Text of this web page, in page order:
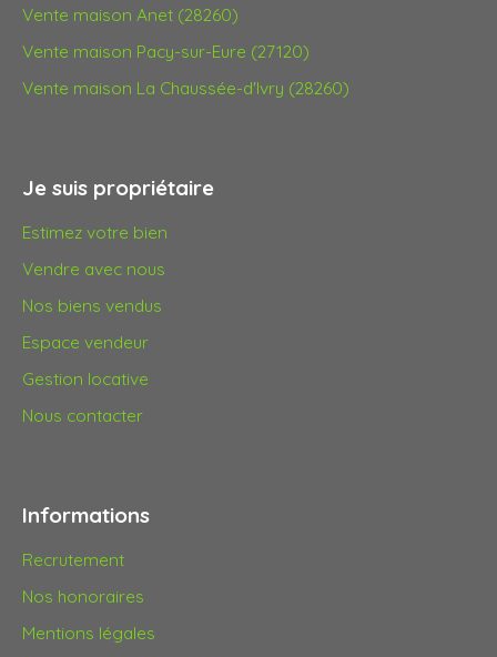
Vente maison Anet (28260)
Vente maison Pacy-sur-Eure (27120)
Vente maison La Chaussée-d'Ivry (28260)
Je suis propriétaire
Estimez votre bien
Vendre avec nous
Nos biens vendus
Espace vendeur
Gestion locative
Nous contacter
Informations
Recrutement
Nos honoraires
Mentions légales